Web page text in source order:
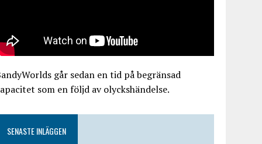
går sedan en tid på begränsad
som en följd av olyckshändelse.
SENASTE INLÄGGEN